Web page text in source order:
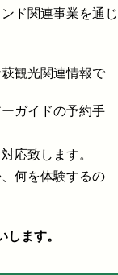
ド関連事業を通じ
観光関連情報で
ガイドの予約手
応致します。
何を体験するの
ます。